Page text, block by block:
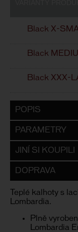
Black X-
Black
Black XXX-
POPIS
PARAMETRY
JINÍ SI KOUPILI
DOPRAVA
Teplé kalhoty s
Lombardia.
Plně
Lombardia